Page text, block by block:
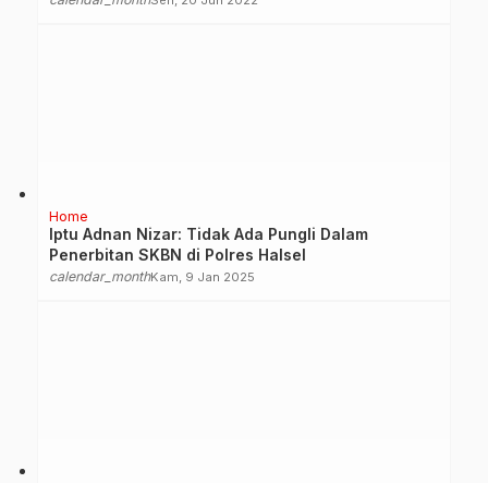
Home
Iptu Adnan Nizar: Tidak Ada Pungli Dalam
Penerbitan SKBN di Polres Halsel
calendar_monthKam, 9 Jan 2025